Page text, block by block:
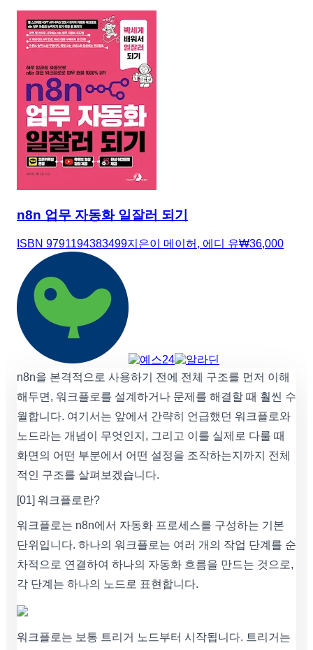
n8n 업무 자동화 일잘러 되기
ISBN 9791194383499지은이 메이허, 에디 유₩36,000
n8n을 본격적으로 사용하기 전에 전체 구조를 먼저 이해
해두면, 워크플로를 설계하거나 문제를 해결할 때 훨씬 수
월합니다. 여기서는 앞에서 간략히 언급했던 워크플로와
노드라는 개념이 무엇인지, 그리고 이를 실제로 다룰 때
화면의 어떤 부분에서 어떤 설정을 조작하는지까지 전체
적인 구조를 살펴보겠습니다.
[01] 워크플로란?
워크플로는 n8n에서 자동화 프로세스를 구성하는 기본
단위입니다. 하나의 워크플로는 여러 개의 작업 단계를 순
차적으로 연결하여 하나의 자동화 흐름을 만드는 것으로,
각 단계는 하나의 노드로 표현합니다.
워크플로는 보통 트리거 노드부터 시작됩니다. 트리거는